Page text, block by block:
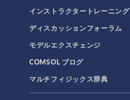
インストラクタートレーニング
ディスカッションフォーラム
モデルエクスチェンジ
COMSOL ブログ
マルチフィジックス辞典